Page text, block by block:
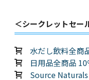
＜シークレットセー
水だし飲料全商
日用品全商品
Source